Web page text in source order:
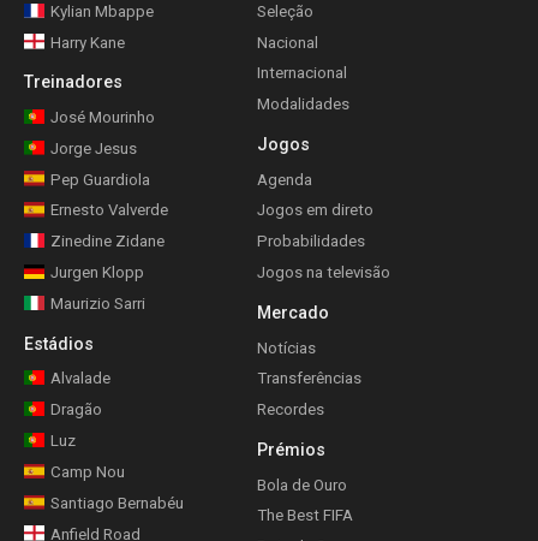
Kylian Mbappe
Harry Kane
Treinadores
José Mourinho
Jorge Jesus
Pep Guardiola
Ernesto Valverde
Zinedine Zidane
Jurgen Klopp
Maurizio Sarri
Estádios
Alvalade
Dragão
Luz
Camp Nou
Santiago Bernabéu
Anfield Road
Seleção
Nacional
Internacional
Modalidades
Jogos
Agenda
Jogos em direto
Probabilidades
Jogos na televisão
Mercado
Notícias
Transferências
Recordes
Prémios
Bola de Ouro
The Best FIFA